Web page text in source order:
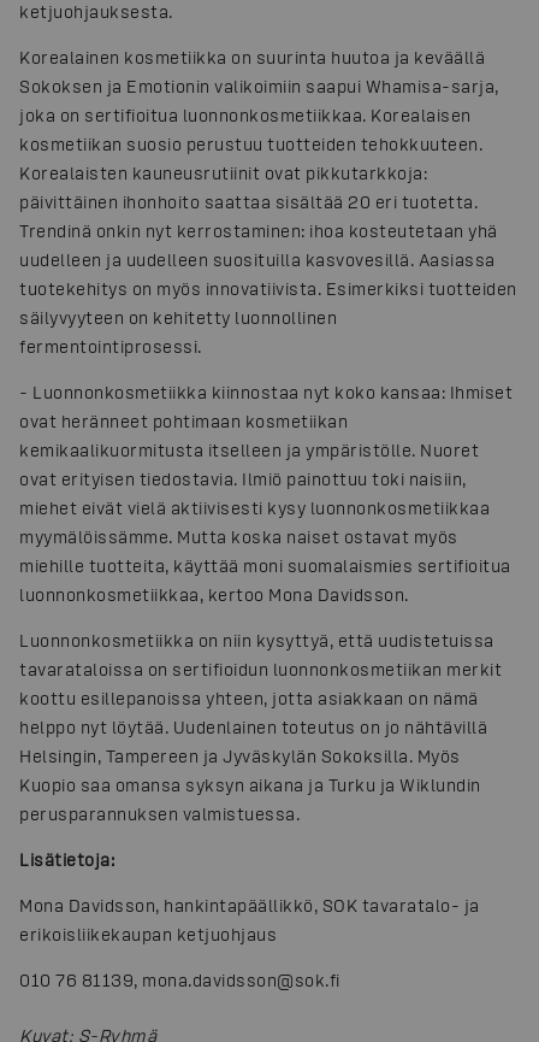
ketjuohjauksesta.
Korealainen kosmetiikka on suurinta huutoa ja keväällä
Sokoksen ja Emotionin valikoimiin saapui Whamisa-sarja,
joka on sertifioitua luonnonkosmetiikkaa. Korealaisen
kosmetiikan suosio perustuu tuotteiden tehokkuuteen.
Korealaisten kauneusrutiinit ovat pikkutarkkoja:
päivittäinen ihonhoito saattaa sisältää 20 eri tuotetta.
Trendinä onkin nyt kerrostaminen: ihoa kosteutetaan yhä
uudelleen ja uudelleen suosituilla kasvovesillä. Aasiassa
tuotekehitys on myös innovatiivista. Esimerkiksi tuotteiden
säilyvyyteen on kehitetty luonnollinen
fermentointiprosessi.
- Luonnonkosmetiikka kiinnostaa nyt koko kansaa: Ihmiset
ovat heränneet pohtimaan kosmetiikan
kemikaalikuormitusta itselleen ja ympäristölle. Nuoret
ovat erityisen tiedostavia. Ilmiö painottuu toki naisiin,
miehet eivät vielä aktiivisesti kysy luonnonkosmetiikkaa
myymälöissämme. Mutta koska naiset ostavat myös
miehille tuotteita, käyttää moni suomalaismies sertifioitua
luonnonkosmetiikkaa, kertoo Mona Davidsson.
Luonnonkosmetiikka on niin kysyttyä, että uudistetuissa
tavarataloissa on sertifioidun luonnonkosmetiikan merkit
koottu esillepanoissa yhteen, jotta asiakkaan on nämä
helppo nyt löytää. Uudenlainen toteutus on jo nähtävillä
Helsingin, Tampereen ja Jyväskylän Sokoksilla. Myös
Kuopio saa omansa syksyn aikana ja Turku ja Wiklundin
perusparannuksen valmistuessa.
Lisätietoja:
Mona Davidsson, hankintapäällikkö, SOK tavaratalo- ja
erikoisliikekaupan ketjuohjaus
010 76 81139, mona.davidsson@sok.fi
Kuvat: S-Ryhmä